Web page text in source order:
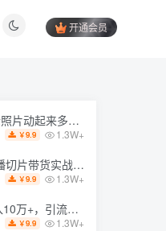
开通会员
点日赚3000+，内含免费工具
￥9.9 1.3W+
经验 月入10W+借力IP实现躺赚
￥9.9 1.3W+
化完整流程【揭秘】
￥9.9 1.3W+
点日赚3000+，内含免费工具
￥9.9 1.3W+
经验 月入10W+借力IP实现躺赚
￥9.9 1.3W+
化完整流程【揭秘】
￥9.9 1.3W+